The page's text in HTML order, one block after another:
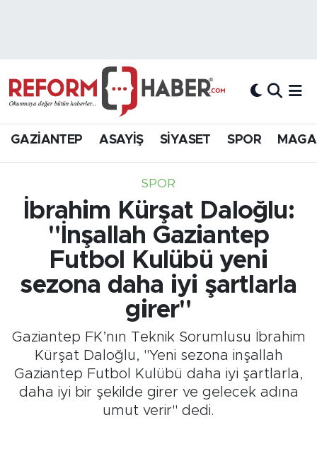
GAZİANTEP ASAYİŞ SİYASET SPOR
SPOR
İbrahim Kürşat Daloğlu:
"İnşallah Gaziantep
Futbol Kulübü yeni
sezona daha iyi şartlarla
girer"
Gaziantep FK’nın Teknik Sorumlusu İbrahim
Kürşat Daloğlu, "Yeni sezona inşallah
Gaziantep Futbol Kulübü daha iyi şartlarla,
daha iyi bir şekilde girer ve gelecek adına
umut verir" dedi.
Hava Durumu
Süper Lig Puan Durumu ve Fikstür
Tüm Manşetler
Son Dakika Haberleri
Haber Arşivi